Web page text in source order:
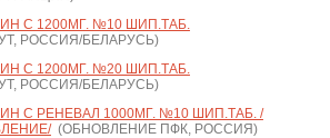
С 1200МГ. №10 ШИП.ТАБ.
РОССИЯ/БЕЛАРУСЬ)
С 1200МГ. №20 ШИП.ТАБ.
РОССИЯ/БЕЛАРУСЬ)
С РЕНЕВАЛ 1000МГ. №10 ШИП.ТАБ. /
(ОБНОВЛЕНИЕ ПФК, РОССИЯ)